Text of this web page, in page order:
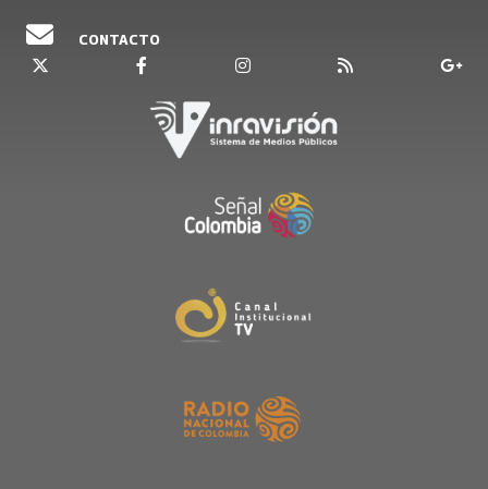
CONTACTO